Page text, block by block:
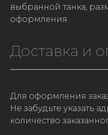
выбранной танка,
оформления.
Доставка и
Для оформления
Не забудьте указать
количество